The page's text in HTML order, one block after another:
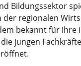
Bildungssektor
der regionalen
bekannt für ihre
jungen